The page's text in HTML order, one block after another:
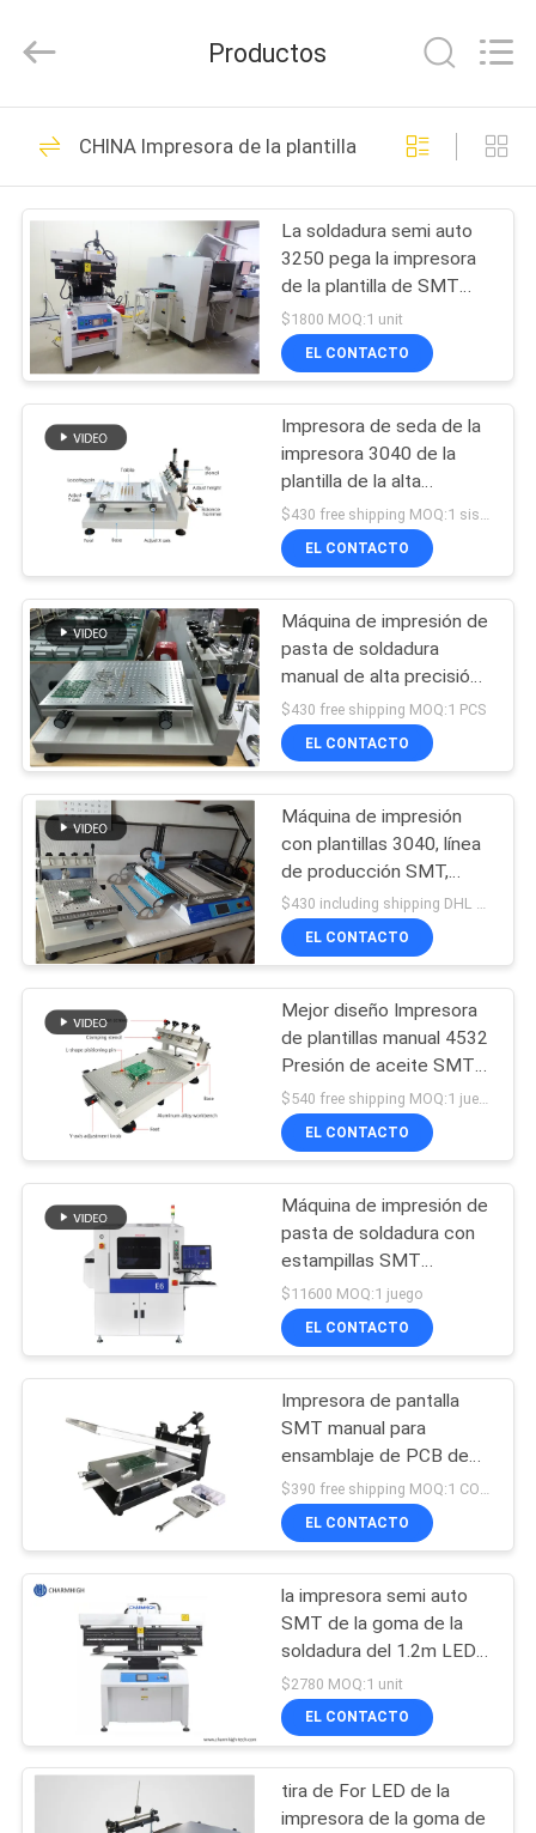
HOGAR
PRODUCTOS
LOS
VÍDEOS
SOBRE
NOSOTROS
VISITA
LA
FÁBRICA
CONTROL
DE
CALIDAD
CONTACTA
CON
NOSOTROS
NOTICIAS
SHOPPING
LINE
MAPA
SITIO
POLÍTICA
PRIVACIDAD
CHARMHIGH
TECHNOLOGY
Rights
Selección de SMT y
máquina del lugar
74
Cadena de
producción de SMT
37
Impresora de la
plantilla
Horno del flujo de
SMT
34
Alimentador de SMT
21
Pequeña máquina
de SMT
selección del smd y
máquina del lugar
Productos
CHINA Impresora de la plantilla
La soldadura semi auto
3250 pega la impresora
de la plantilla de SMT
320*500m m
$1800 MOQ:1 unit
EL CONTACTO
Impresora de seda de la
impresora 3040 de la
plantilla de la alta
precisión, trabajo con la
selección de SMT y
máquina del lugar
EL CONTACTO
Máquina de impresión de
pasta de soldadura
manual de alta precisión
SMT 3040
$430 free shipping MOQ:1 PCS
EL CONTACTO
Máquina de impresión
con plantillas 3040, línea
de producción SMT,
tabla de impresión 300 *
400mm
$430 including shipping DHL door to door MOQ:1 unit
EL CONTACTO
Mejor diseño Impresora
de plantillas manual 4532
Presión de aceite SMT
Impresora de seda
45x32cm
$540 free shipping MOQ:1 juego
EL CONTACTO
Máquina de impresión de
pasta de soldadura con
estampillas SMT
totalmente automática
de alta precisión para
ensamblaje de PCB
$11600 MOQ:1 juego
EL CONTACTO
Impresora de pantalla
SMT manual para
ensamblaje de PCB de
doble cara, 300 × 400
mm Impresión con pasta
de soldadura
EL CONTACTO
la impresora semi auto
SMT de la goma de la
soldadura del 1.2m LED
estarce la línea de SMT
de la impresora
$2780 MOQ:1 unit
EL CONTACTO
tira de For LED de la
impresora de la goma de